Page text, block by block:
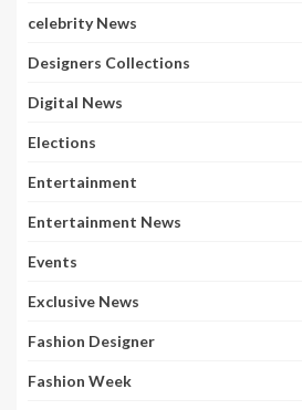
celebrity News
Designers Collections
Digital News
Elections
Entertainment
Entertainment News
Events
Exclusive News
Fashion Designer
Fashion Week